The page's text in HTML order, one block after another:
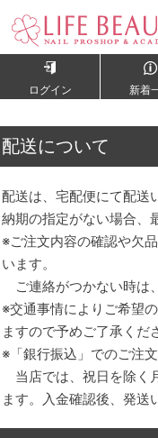
ログイン 新着
配送について
配送は、宅配便にて配送
納期の指定がない場合、
※ご注文内容の確認や欠
います。
ご連絡がつかない時は
※交通事情によりご希望
ますので予めご了承くだ
※「銀行振込」でのご注
当店では、祝日を除く
ます。入金確認後、発送